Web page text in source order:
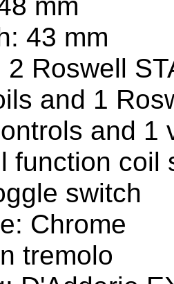
43 mm
2 Roswell
and 1
and 1
function coil
switch
Chrome
tremolo